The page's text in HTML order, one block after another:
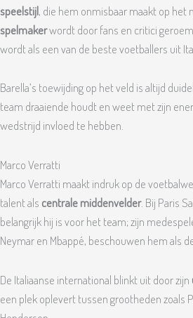
speelstijl, die hem onmisbaar maakt op het
spelmakerwordt door fans en critici
wordt als een van de beste voetballers uit
Barella’s toewijding op het veld is altijd
team draaiende houdt en weet met zijn
wedstrijd invloed te hebben.
Marco Verratti
Marco Verratti maakt indruk op de
talent als centrale middenvelder. Bij Paris
belangrijk hij is voor het team; zijn
Neymar en Mbappé, beschouwen hem als
De Italiaanse international blinkt uit door zijn
een plek oplevert tussen grootheden zoals